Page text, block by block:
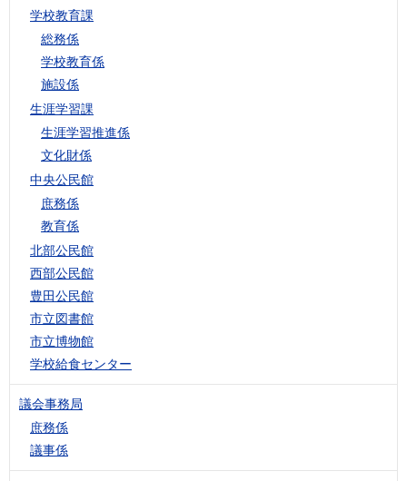
学校教育課
総務係
学校教育係
施設係
生涯学習課
生涯学習推進係
文化財係
中央公民館
庶務係
教育係
北部公民館
西部公民館
豊田公民館
市立図書館
市立博物館
学校給食センター
議会事務局
庶務係
議事係